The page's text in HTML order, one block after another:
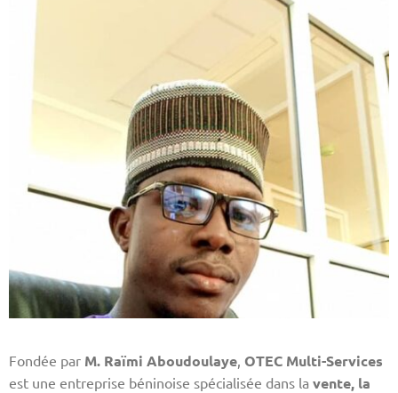
Fondée par M. Raïmi Aboudoulaye, OTEC Multi-Services
est une entreprise béninoise spécialisée dans la vente, la